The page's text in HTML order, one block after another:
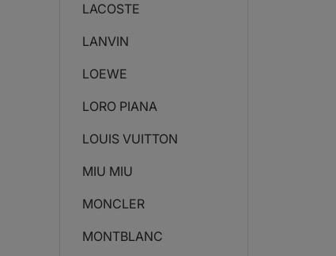
LACOSTE
LANVIN
LOEWE
LORO PIANA
LOUIS VUITTON
MIU MIU
MONCLER
MONTBLANC